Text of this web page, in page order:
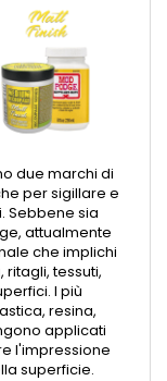
due marchi di
per sigillare e
Sebbene sia
attualmente
che implichi
tessuti,
I più
resina,
applicati
l'impressione
superficie.